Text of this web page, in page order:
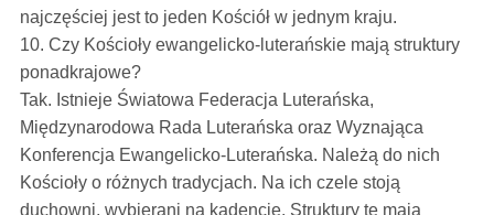
najczęściej jest to jeden Kościół w jednym kraju.
10. Czy Kościoły ewangelicko-luterańskie mają struktury
ponadkrajowe?
Tak. Istnieje Światowa Federacja Luterańska,
Międzynarodowa Rada Luterańska oraz Wyznająca
Konferencja Ewangelicko-Luterańska. Należą do nich
Kościoły o różnych tradycjach. Na ich czele stoją
duchowni, wybierani na kadencje. Struktury te mają